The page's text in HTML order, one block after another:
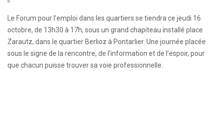
Le Forum pour l’emploi dans les quartiers se tiendra ce jeudi 16
octobre, de 13h30 à 17h, sous un grand chapiteau installé place
Zarautz, dans le quartier Berlioz à Pontarlier. Une journée placée
sous le signe de la rencontre, de l’information et de l’espoir, pour
que chacun puisse trouver sa voie professionnelle.